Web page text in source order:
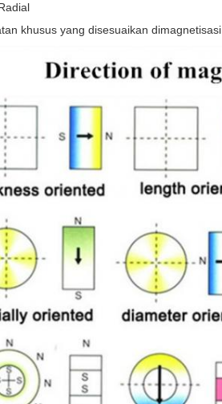
khusus yang disesuaikan dimagnetisasi